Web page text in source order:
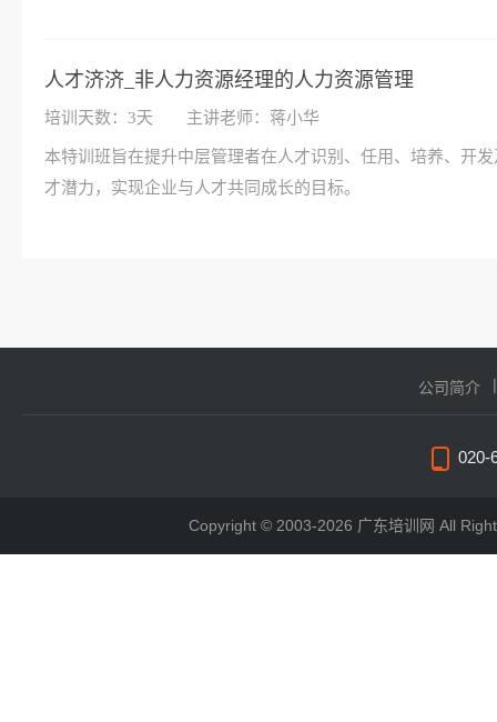
人才济济_非人力资源经理的人力资源管理
培训天数：3天 主讲老师：蒋小华
本特训班旨在提升中层管理者在人才识别、任用、培养、开
才潜力，实现企业与人才共同成长的目标。
公司简介
020-
Copyright © 2003-2026 广东培训网 All